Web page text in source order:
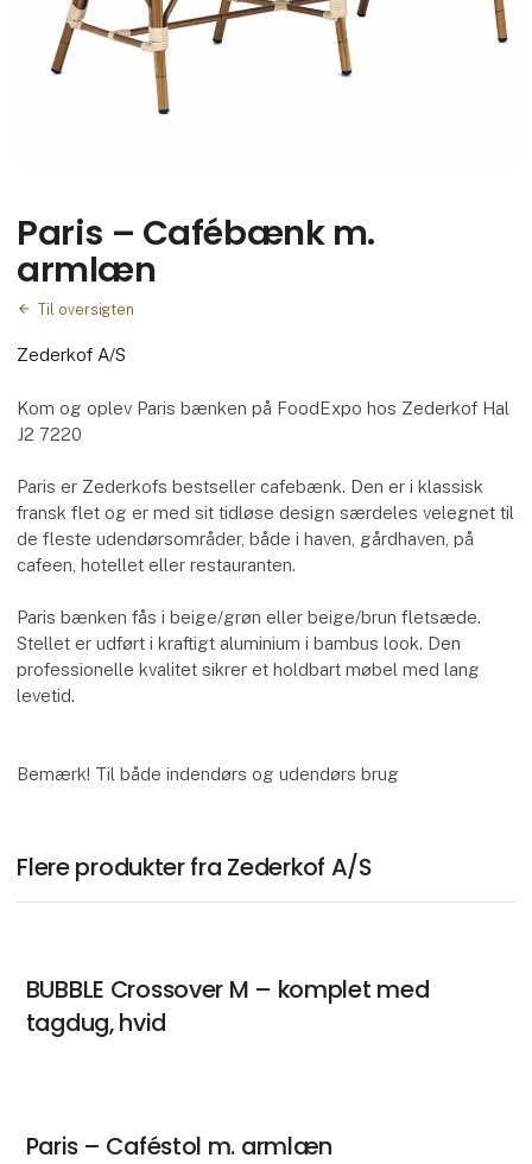
Paris – Cafébænk m.
armlæn
Til oversigten
Zederkof A/S
Kom og oplev Paris bænken på FoodExpo hos Zederkof Hal
J2 7220
Paris er Zederkofs bestseller cafebænk. Den er i klassisk
fransk flet og er med sit tidløse design særdeles velegnet til
de fleste udendørsområder, både i haven, gårdhaven, på
cafeen, hotellet eller restauranten.
Paris bænken fås i beige/grøn eller beige/brun fletsæde.
Stellet er udført i kraftigt aluminium i bambus look. Den
professionelle kvalitet sikrer et holdbart møbel med lang
levetid.
Bemærk! Til både indendørs og udendørs brug
Flere produkter fra Zederkof A/S
BUBBLE Crossover M – komplet med
tagdug, hvid
Paris – Caféstol m. armlæn